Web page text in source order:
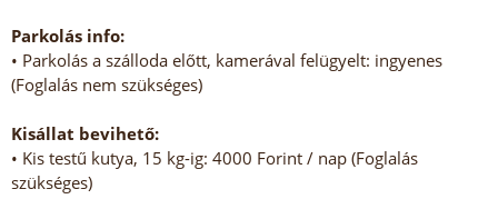
Parkolás info:
• Parkolás a szálloda előtt, kamerával felügyelt: ingyenes
(Foglalás nem szükséges)
Kisállat bevihető:
• Kis testű kutya, 15 kg-ig: 4000 Forint / nap (Foglalás
szükséges)